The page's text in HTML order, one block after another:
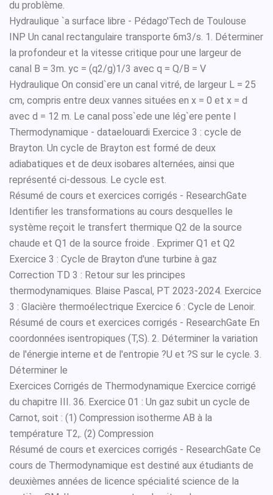
du problème.
Hydraulique `a surface libre - Pédago'Tech de Toulouse
INP Un canal rectangulaire transporte 6m3/s. 1. Déterminer
la profondeur et la vitesse critique pour une largeur de
canal B = 3m. yc = (q2/g)1/3 avec q = Q/B = V
Hydraulique On consid`ere un canal vitré, de largeur L = 25
cm, compris entre deux vannes situées en x = 0 et x = d
avec d = 12 m. Le canal poss`ede une lég`ere pente I
Thermodynamique - dataelouardi Exercice 3 : cycle de
Brayton. Un cycle de Brayton est formé de deux
adiabatiques et de deux isobares alternées, ainsi que
représenté ci-dessous. Le cycle est.
Résumé de cours et exercices corrigés - ResearchGate
Identifier les transformations au cours desquelles le
système reçoit le transfert thermique Q2 de la source
chaude et Q1 de la source froide . Exprimer Q1 et Q2
Exercice 3 : Cycle de Brayton d'une turbine à gaz
Correction TD 3 : Retour sur les principes
thermodynamiques. Blaise Pascal, PT 2023-2024. Exercice
3 : Glacière thermoélectrique Exercice 6 : Cycle de Lenoir.
Résumé de cours et exercices corrigés - ResearchGate En
coordonnées isentropiques (T,S). 2. Déterminer la variation
de l'énergie interne et de l'entropie ?U et ?S sur le cycle. 3.
Déterminer le
Exercices Corrigés de Thermodynamique Exercice corrigé
du chapitre III. 36. Exercice 01 : Un gaz subit un cycle de
Carnot, soit : (1) Compression isotherme AB à la
température T2,. (2) Compression
Résumé de cours et exercices corrigés - ResearchGate Ce
cours de Thermodynamique est destiné aux étudiants de
deuxièmes années de licence spécialité science de la